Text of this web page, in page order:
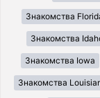
Знакомства
Знакомства
Знакомства Iowa
Знакомства